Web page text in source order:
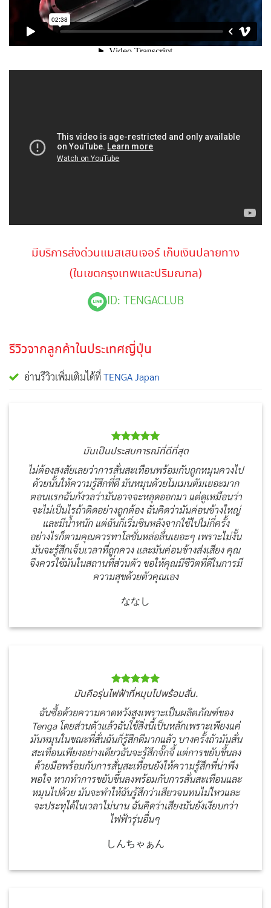
มีบริการส่งด่วนแมสเสนเจอร์ เก็บเงินปลายทาง
(ในเขตกรุงเทพและปริมณฑล)
ID: TENGACLUB
รีวิวจากลูกค้าในประเทศญี่ปุ่น
อ่านรีวิวเพิ่มเติมได้ที่TENGA Japan
มันเป็นประสบการณ์ที่ดีที่สุด
ไม่ต้องสงสัยเลยว่าการสั่นสะเทือนพร้อมกับถูกหมุนควงไป
ด้วยนั้นให้ความรู้สึกที่ดี มันหมุนด้วยโมเมนตัมเยอะมาก
ตอนแรกฉันกังวลว่ามันอาจจะหลุดออกมา แต่ดูเหมือนว่า
จะไม่เป็นไรถ้าติดอย่างถูกต้อง ฉันคิดว่ามันค่อนข้างใหญ่
และมีน้ำหนัก แต่ฉันก็เริ่มชินหลังจากใช้ไปไม่กี่ครั้ง
อย่างไรก็ตามคุณควรทาโลชั่นหล่อลื่นเยอะๆ เพราะไม่งั้น
มันจะรู้สึกเจ็บเวลาที่ถูกควง และมันค่อนข้างส่งเสียง คุณ
จึงควรใช้มันในสถานที่ส่วนตัว ขอให้คุณมีชีวิตที่ดีในการมี
ความสุขด้วยตัวคุณเอง
ななし
มันคือรุ่นไฟฟ้าที่หมุนไปพร้อมสั่น.
ฉันซื้อด้วยความคาดหวังสูงเพราะเป็นผลิตภัณฑ์ของ
Tenga โดยส่วนตัวแล้วฉันใช้สิ่งนี้เป็นหลักเพราะเพียงแค่
มันหมุนในขณะที่สั่นฉันก็รู้สึกดีมากแล้ว บางครั้งถ้ามันสั่น
สะเทือนเพียงอย่างเดียวฉันจะรู้สึกจั๊กจี้ แต่การขยับขึ้นลง
ด้วยมือพร้อมกับการสั่นสะเทือนยังให้ความรู้สึกที่น่าพึง
พอใจ หากทำการขยับขึ้นลงพร้อมกับการสั่นสะเทือนและ
หมุนไปด้วย มันจะทำให้ฉันรู้สึกว่าเสียวจนทนไม่ไหวและ
จะประทุได้ในเวลาไม่นาน ฉันคิดว่าเสียงมันยังเงียบกว่า
ไฟฟ้ารุ่นอื่นๆ
しんちゃぁん